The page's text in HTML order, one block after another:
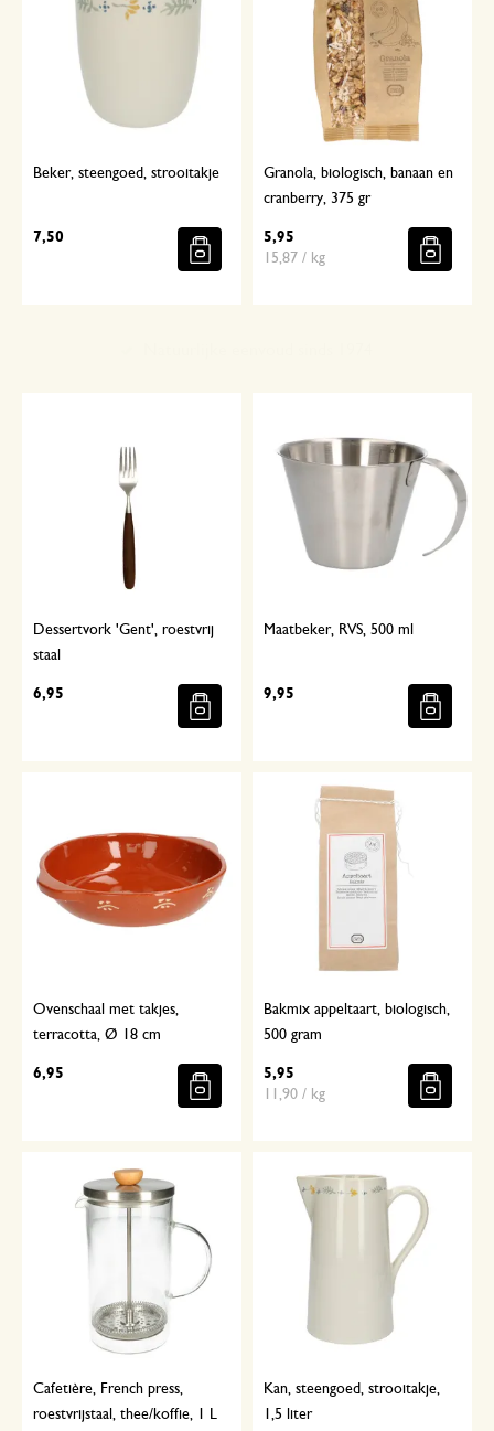
Beker, steengoed, strooitakje
7,50
Granola, biologisch, banaan en
cranberry, 375 gr
5,95
15,87 / kg
Dessertvork 'Gent', roestvrij
staal
6,95
Maatbeker, RVS, 500 ml
9,95
Ovenschaal met takjes,
terracotta, Ø 18 cm
6,95
Bakmix appeltaart, biologisch,
500 gram
5,95
11,90 / kg
Cafetière, French press,
roestvrijstaal, thee/koffie, 1 L
Kan, steengoed, strooitakje,
1,5 liter